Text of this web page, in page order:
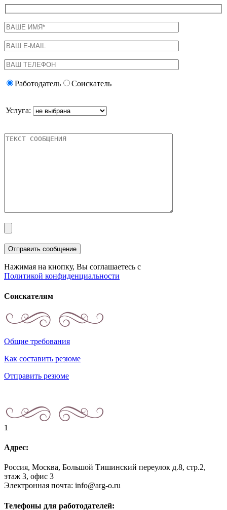
Работодатель Соискатель
Услуга:
Нажимая на кнопку, Вы соглашаетесь с
Политикой конфиденциальности
Соискателям
Общие требования
Как составить резюме
Отправить резюме
1
Адрес:
Россия, Москва, Большой Тишинский переулок д.8, стр.2,
этаж 3, офис 3
Электронная почта: info@arg-o.ru
Телефоны для работодателей: